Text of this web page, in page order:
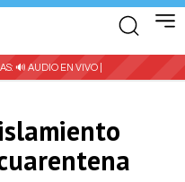
🔊 AUDIO EN VIVO |